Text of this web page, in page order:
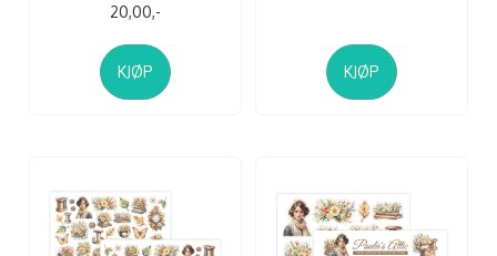
20,00,-
KJØP KJØP